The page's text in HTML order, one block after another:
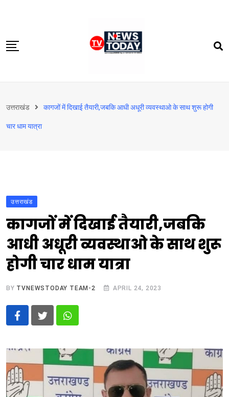
content
दिल्‍ली-एनसीआर
उत्तराखंड
बिजनेस
विदेश
उत्तराखंड कागजों में दिखाई तैयारी,जबकि आधी अधूरी व्यवस्थाओ के साथ शुरू होगी
चार धाम यात्रा
उत्तराखंड
कागजों में दिखाई तैयारी,जबकि
आधी अधूरी व्यवस्थाओ के साथ शुरू
होगी चार धाम यात्रा
BY TVNEWSTODAY TEAM-2 APRIL 24, 2023
Whatsapp